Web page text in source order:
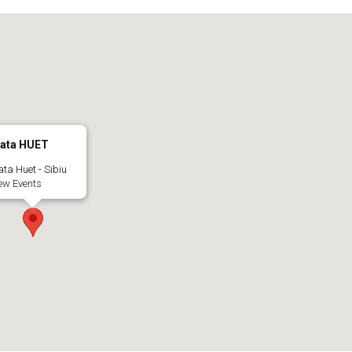
HUET
Huet - Sibiu
Events